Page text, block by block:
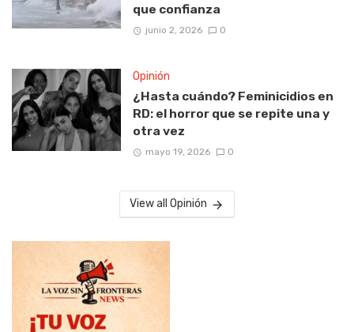
que confianza
junio 2, 2026 0
Opinión
¿Hasta cuándo? Feminicidios en
RD: el horror que se repite una y
otra vez
mayo 19, 2026 0
View all Opinión